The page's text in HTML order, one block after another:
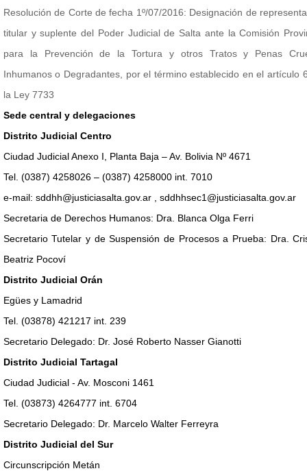
Resolución de Corte de fecha 1º/07/2016: Designación de
titular y suplente del Poder Judicial de Salta ante la Comisión
para la Prevención de la Tortura y otros Tratos y Penas
Inhumanos o Degradantes, por el término establecido en el artículo
la Ley 7733
Sede central y delegaciones
Distrito Judicial Centro
Ciudad Judicial Anexo I, Planta Baja – Av. Bolivia Nº 4671
Tel. (0387) 4258026 – (0387) 4258000 int. 7010
e-mail: sddhh@justiciasalta.gov.ar , sddhhsec1@justiciasalta.gov.ar
Secretaria de Derechos Humanos: Dra. Blanca Olga Ferri
Secretario Tutelar y de Suspensión de Procesos a Prueba: Dra.
Beatriz Pocoví
Distrito Judicial Orán
Egües y Lamadrid
Tel. (03878) 421217 int. 239
Secretario Delegado: Dr. José Roberto Nasser Gianotti
Distrito Judicial Tartagal
Ciudad Judicial - Av. Mosconi 1461
Tel. (03873) 4264777 int. 6704
Secretario Delegado: Dr. Marcelo Walter Ferreyra
Distrito Judicial del Sur
Circunscripción Metán